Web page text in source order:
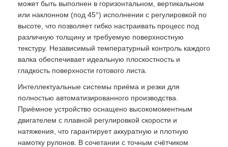
может быть выполнен в горизонтальном, вертикальном
или наклонном (под 45°) исполнении с регулировкой по
высоте, что позволяет гибко настраивать процесс под
различную толщину и требуемую поверхностную
текстуру. Независимый температурный контроль каждого
валка обеспечивает идеальную плоскостность и
гладкость поверхности готового листа.
Интеллектуальные системы приёма и резки для
полностью автоматизированного производства.
Приёмное устройство оснащено высокомоментным
двигателем с плавной регулировкой скорости и
натяжения, что гарантирует аккуратную и плотную
намотку рулонов. В сочетании с точным счётчиком